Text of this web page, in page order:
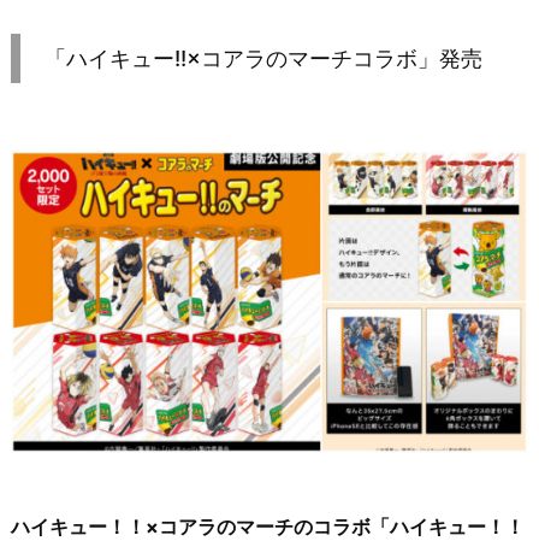
「ハイキュー!!×コアラのマーチコラボ」発売
ハイキュー！！×コアラのマーチのコラボ「ハイキュー！！